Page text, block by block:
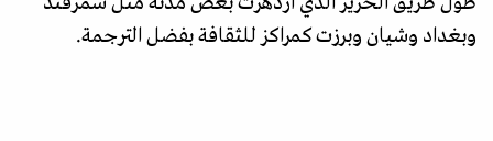
وبغداد وشيان وبرزت كمراكز للثقافة بفضل الترجمة.